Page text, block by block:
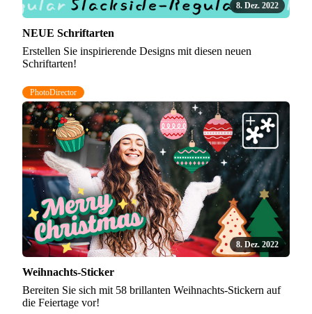
8. Dez. 2022
NEUE Schriftarten
Erstellen Sie inspirierende Designs mit diesen neuen
Schriftarten!
PhotoDirector
8. Dez. 2022
Weihnachts-Sticker
Bereiten Sie sich mit 58 brillanten Weihnachts-Stickern auf
die Feiertage vor!